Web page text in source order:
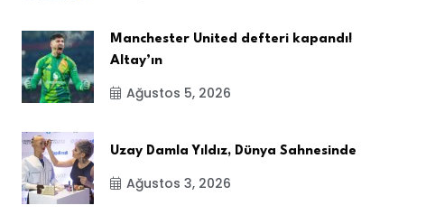
Manchester United defteri kapandı!
Altay’ın
Ağustos 5, 2026
Uzay Damla Yıldız, Dünya Sahnesinde
Ağustos 3, 2026